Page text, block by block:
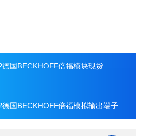
德国BECKHOFF倍福模块现货
德国BECKHOFF倍福模拟输出端子